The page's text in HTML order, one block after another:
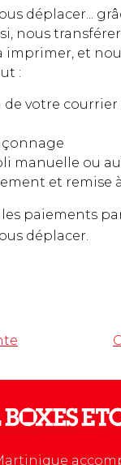
déplacer...
nous
imprimer, et
:
votre courrier
manuelle ou
et remise
paiements
déplacer.